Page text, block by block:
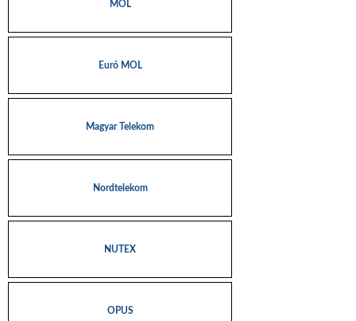
MOL
Euró MOL
Magyar Telekom
Nordtelekom
NUTEX
OPUS